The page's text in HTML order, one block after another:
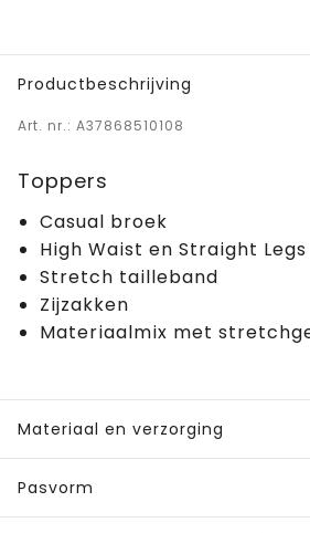
Productbeschrijving
Art. nr.: A37868510108
Toppers
Casual broek
High Waist en Straight Legs
Stretch tailleband
Zijzakken
Materiaalmix met
Materiaal en verzorging
Pasvorm